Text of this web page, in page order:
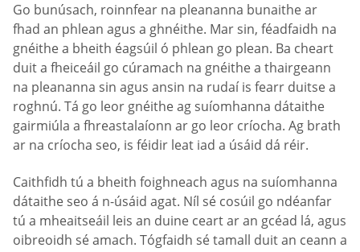
Go bunúsach, roinnfear na pleananna bunaithe ar
fhad an phlean agus a ghnéithe. Mar sin, féadfaidh na
gnéithe a bheith éagsúil ó phlean go plean. Ba cheart
duit a fheiceáil go cúramach na gnéithe a thairgeann
na pleananna sin agus ansin na rudaí is fearr duitse a
roghnú. Tá go leor gnéithe ag suíomhanna dátaithe
gairmiúla a fhreastalaíonn ar go leor críocha. Ag brath
ar na críocha seo, is féidir leat iad a úsáid dá réir.
Caithfidh tú a bheith foighneach agus na suíomhanna
dátaithe seo á n-úsáid agat. Níl sé cosúil go ndéanfar
tú a mheaitseáil leis an duine ceart ar an gcéad lá, agus
oibreoidh sé amach. Tógfaidh sé tamall duit an ceann a